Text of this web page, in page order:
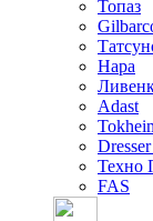
Топаз
Нара
Adast
Техно
FAS